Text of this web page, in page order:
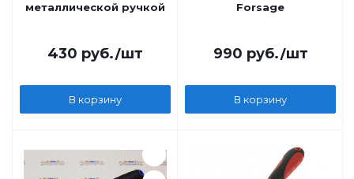
металлической ручкой
430 руб./шт
В корзину
Forsage
990 руб./шт
В корзину